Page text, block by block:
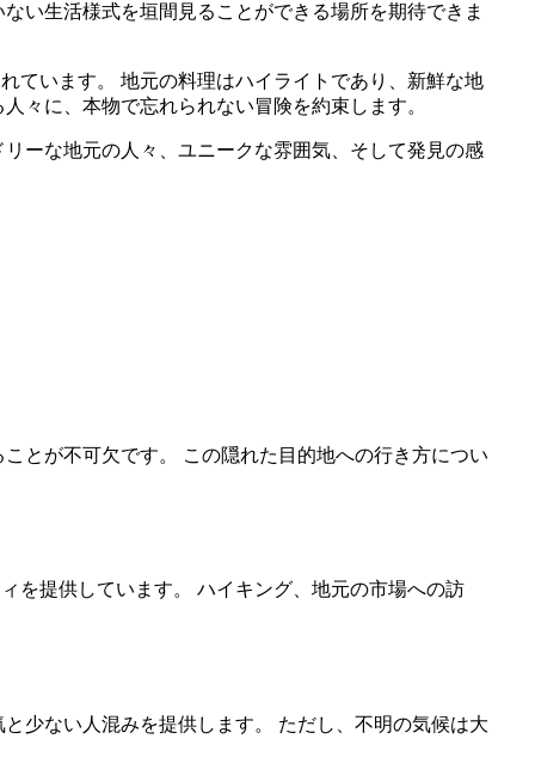
い生活様式を垣間見ることができる場所を期待できま
ています。 地元の料理はハイライトであり、新鮮な地
々に、本物で忘れられない冒険を約束します。
ーな地元の人々、ユニークな雰囲気、そして発見の感
とが不可欠です。 この隠れた目的地への行き方につい
を提供しています。 ハイキング、地元の市場への訪
少ない人混みを提供します。 ただし、不明の気候は大